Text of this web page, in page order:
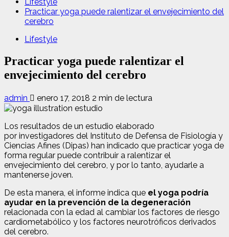
Practicar yoga puede ralentizar el envejecimiento del
cerebro
Lifestyle
Practicar yoga puede ralentizar el
envejecimiento del cerebro
admin enero 17, 2018 2 min de lectura
Los resultados de un estudio elaborado
por investigadores del Instituto de Defensa de Fisiología y
Ciencias Afines (Dipas) han indicado que practicar yoga de
forma regular puede contribuir a ralentizar el
envejecimiento del cerebro, y por lo tanto, ayudarle a
mantenerse joven.
De esta manera, el informe indica que el yoga podría
ayudar en la prevención de la degeneración
relacionada con la edad al cambiar los factores de riesgo
cardiometabólico y los factores neurotróficos derivados
del cerebro.